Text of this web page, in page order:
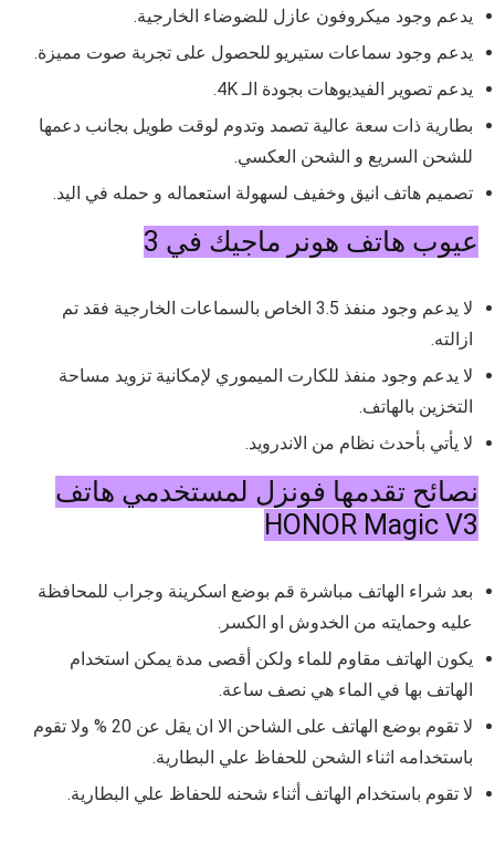
يدعم وجود ميكروفون عازل للضوضاء الخارجية.
يدعم وجود سماعات ستيريو للحصول على تجربة صوت مميزة.
يدعم تصوير الفيديوهات بجودة الـ 4K.
بطارية ذات سعة عالية تصمد وتدوم لوقت طويل بجانب دعمها
للشحن السريع و الشحن العكسي.
تصميم هاتف انيق وخفيف لسهولة استعماله و حمله في اليد.
عيوب هاتف هونر ماجيك في 3
لا يدعم وجود منفذ 3.5 الخاص بالسماعات الخارجية فقد تم
ازالته.
لا يدعم وجود منفذ للكارت الميموري لإمكانية تزويد مساحة
التخزين بالهاتف.
لا يأتي بأحدث نظام من الاندرويد.
نصائح تقدمها فونزل لمستخدمي هاتف
HONOR Magic V3
بعد شراء الهاتف مباشرة قم بوضع اسكرينة وجراب للمحافظة
عليه وحمايته من الخدوش او الكسر.
يكون الهاتف مقاوم للماء ولكن أقصى مدة يمكن استخدام
الهاتف بها في الماء هي نصف ساعة.
لا تقوم بوضع الهاتف على الشاحن الا ان يقل عن 20 % ولا تقوم
باستخدامه اثناء الشحن للحفاظ علي البطارية.
لا تقوم باستخدام الهاتف أثناء شحنه للحفاظ علي البطارية.